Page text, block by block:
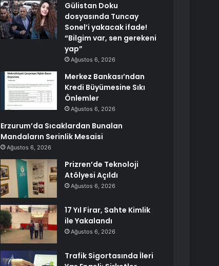
Gülistan Doku
dosyasında Tuncay
Sonel’i yakacak ifade!
“Bilgim var, sen gerekeni
yap”
Ağustos 6, 2026
Merkez Bankası’ndan
Kredi Büyümesine Sıkı
Önlemler
Ağustos 6, 2026
Erzurum’da Sıcaklardan Bunalan
Mandaların Serinlik Mesaisi
Ağustos 6, 2026
Prizren’de Teknoloji
Atölyesi Açıldı
Ağustos 6, 2026
17 Yıl Firar, Sahte Kimlik
ile Yakalandı
Ağustos 6, 2026
Trafik Sigortasında İleri